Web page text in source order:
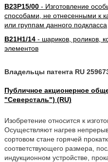
B23P15/00- Изготовление
способами, не отнесенными к
или группам данного подкласса
B21H1/14- шариков, роликов,
элементов
Владельцы патента RU
Публичное акционерное
"Северсталь") (RU)
Изобретение относится к
Осуществляют нагрев
сортовом стане горячей
соответствующего размера,
индукционном устройстве,